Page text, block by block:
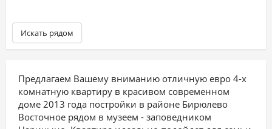
Искать рядом
Предлагаем Вашему вниманию отличную евро 4-х
комнатную квартиру в красивом современном
доме 2013 года постройки в районе Бирюлево
Восточное рядом в музеем - заповедником